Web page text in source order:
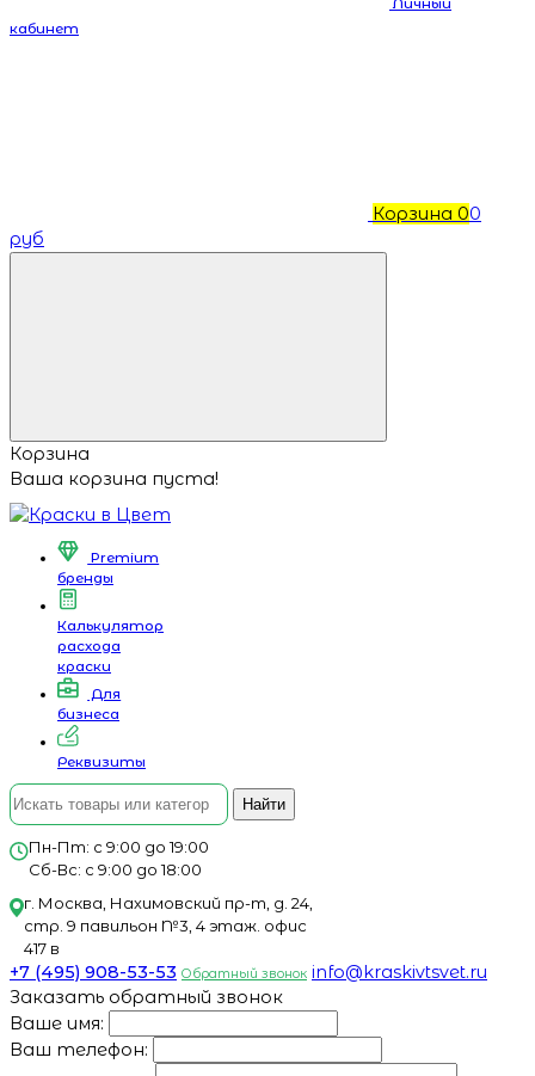
кабинет
Корзина 00
руб
Корзина
Ваша корзина пуста!
Premium
бренды
Калькулятор
расхода
краски
Для
бизнеса
Реквизиты
Найти
Пн-Пт: с 9:00 до 19:00
Сб-Вс: с 9:00 до 18:00
г. Москва, Нахимовский пр-т, д. 24,
стр. 9 павильон №3, 4 этаж. офис
417 в
+7 (495) 908-53-53 Обратный звонок info@kraskivtsvet.ru
Заказать обратный звонок
Ваше имя:
Ваш телефон: